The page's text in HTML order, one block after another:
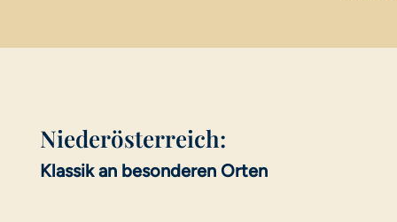
Niederösterreich:
Klassik an besonderen Orten